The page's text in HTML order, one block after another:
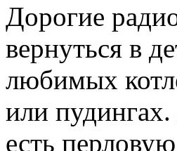
Дорогие
вернуться в
любимых
или пудингах.
есть